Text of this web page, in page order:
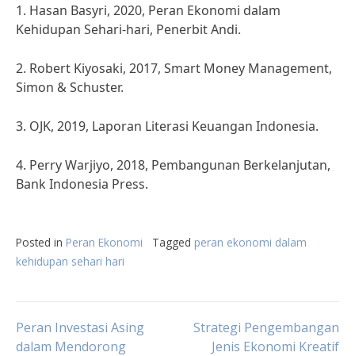
1. Hasan Basyri, 2020, Peran Ekonomi dalam
Kehidupan Sehari-hari, Penerbit Andi.
2. Robert Kiyosaki, 2017, Smart Money Management,
Simon & Schuster.
3. OJK, 2019, Laporan Literasi Keuangan Indonesia.
4. Perry Warjiyo, 2018, Pembangunan Berkelanjutan,
Bank Indonesia Press.
Posted in Peran Ekonomi Tagged peran ekonomi dalam
kehidupan sehari hari
Post
Peran Investasi Asing
dalam Mendorong
Strategi Pengembangan
Jenis Ekonomi Kreatif